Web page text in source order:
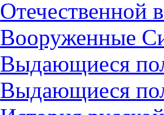
Отечественной
Вооруженные
Выдающиеся
Выдающиеся